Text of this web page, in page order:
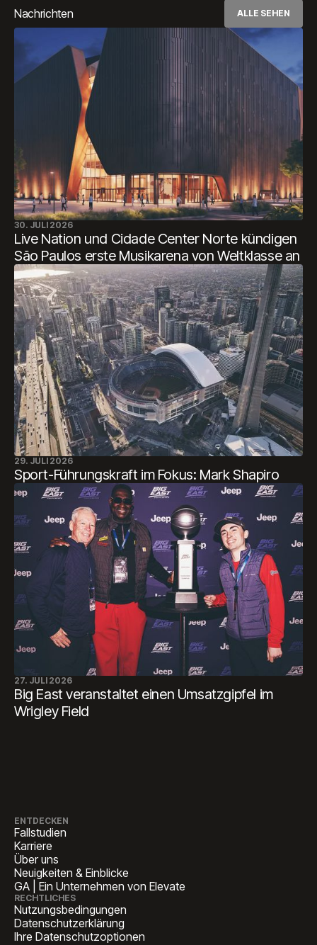
Nachrichten
ALLE SEHEN
30. JULI 2026
Live Nation und Cidade Center Norte kündigen
São Paulos erste Musikarena von Weltklasse an
29. JULI 2026
Sport-Führungskraft im Fokus: Mark Shapiro
27. JULI 2026
Big East veranstaltet einen Umsatzgipfel im
Wrigley Field
ENTDECKEN
Fallstudien
Karriere
Über uns
Neuigkeiten & Einblicke
GA | Ein Unternehmen von Elevate
RECHTLICHES
Nutzungsbedingungen
Datenschutzerklärung
Ihre Datenschutzoptionen